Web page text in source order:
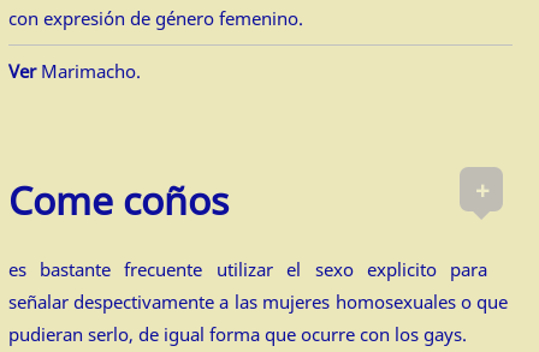
con expresión de género femenino.
VerMarimacho.
+
Come coños
es bastante frecuente utilizar el sexo explicito para
señalar despectivamente a las mujeres homosexuales o que
pudieran serlo, de igual forma que ocurre con los gays.